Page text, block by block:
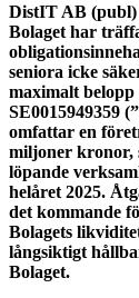
DistIT AB (publ)
Bolaget har
seniora icke
maximalt
SE0015949359
omfattar en
miljoner kronor,
löpande
helåret 2025.
det kommande
Bolagets
långsiktigt
Bolaget.